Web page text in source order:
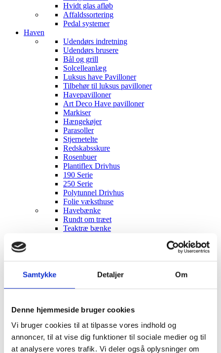
Samtykke Detaljer Om
Denne hjemmeside bruger cookies
Vi bruger cookies til at tilpasse vores indhold og
annoncer, til at vise dig funktioner til sociale medier og til
at analysere vores trafik. Vi deler også oplysninger om
Hvidt glas afløb
Affaldssortering
Pedal systemer
Haven
Udendørs indretning
Udendørs brusere
Bål og grill
Solcelleanlæg
Luksus have Pavilloner
Tilbehør til luksus pavilloner
Havepavilloner
Art Deco Have pavilloner
Markiser
Hængekøjer
Parasoller
Stjernetelte
Redskabsskure
Rosenbuer
Plantiflex Drivhus
190 Serie
250 Serie
Polytunnel Drivhus
Folie væksthuse
Havebænke
Rundt om træet
Teaktræ bænke
Gyngebænke
Udendørs leg & Spil
Trampoliner
Hoppeborge
Sandkasser
Gokart og el-biler
Havemøbler